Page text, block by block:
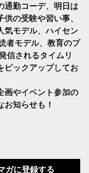
通勤コーデ、明日は
供の受験や習い事、
気モデル、ハイセン
者モデル、教育のプ
信されるタイムリ
ピックアップしてお
画やイベント参加の
お知らせも！
ガに登録する